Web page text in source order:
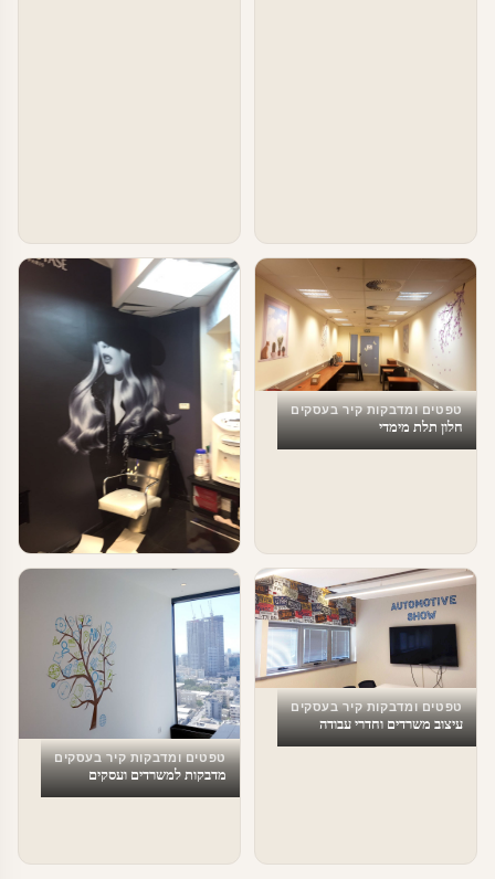
טפטים ומדבקות קיר בעסקים
חלון תלת מימדי
טפטים ומדבקות קיר בעסקים
עיצוב מספרות
טפטים ומדבקות קיר בעסקים
עיצוב משרדים וחדרי עבודה
טפטים ומדבקות קיר בעסקים
מדבקות למשרדים ועסקים